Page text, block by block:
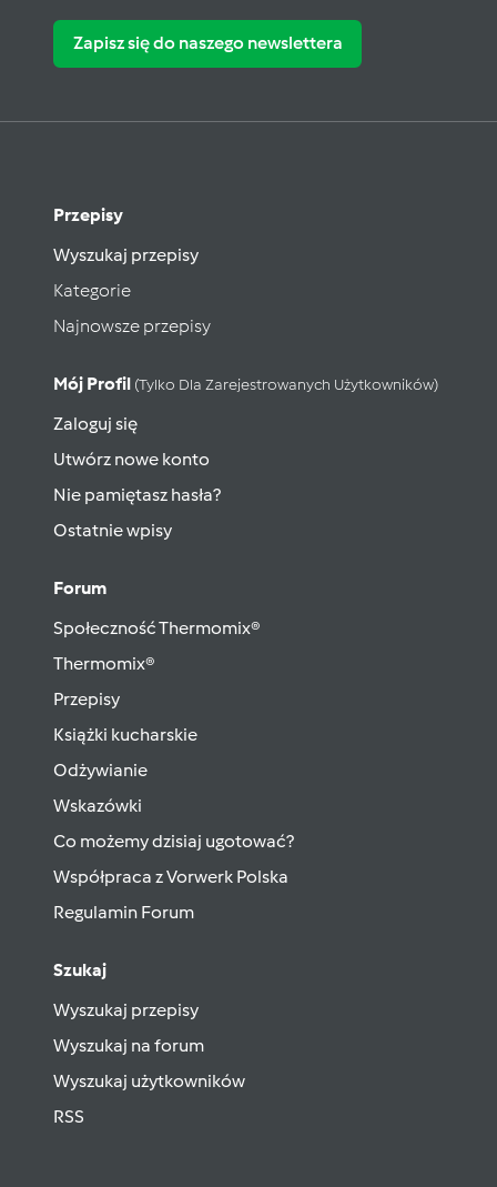
Zapisz się do naszego newslettera
Przepisy
Wyszukaj przepisy
Kategorie
Najnowsze przepisy
Mój Profil (tylko Dla Zarejestrowanych Użytkowników)
Zaloguj się
Utwórz nowe konto
Nie pamiętasz hasła?
Ostatnie wpisy
Forum
Społeczność Thermomix®
Thermomix®
Przepisy
Książki kucharskie
Odżywianie
Wskazówki
Co możemy dzisiaj ugotować?
Współpraca z Vorwerk Polska
Regulamin Forum
Szukaj
Wyszukaj przepisy
Wyszukaj na forum
Wyszukaj użytkowników
RSS